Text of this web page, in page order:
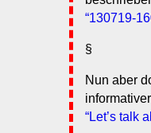
“130719-
§
Nun aber
“Let’s talk